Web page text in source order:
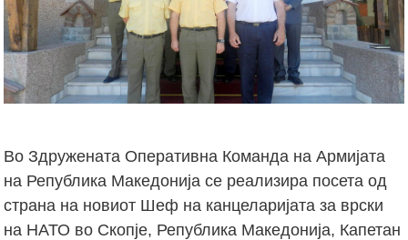
Во Здружената Оперативна Команда на Армијата
на Република Македонија се реализира посета од
страна на новиот Шеф на канцеларијата за врски
на НАТО во Скопје, Република Македонија, Капетан